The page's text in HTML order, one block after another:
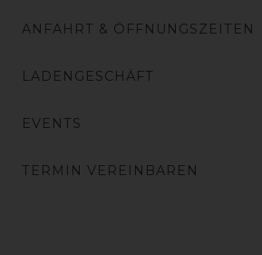
ANFAHRT & ÖFFNUNGSZEITEN
LADENGESCHÄFT
EVENTS
TERMIN VEREINBAREN